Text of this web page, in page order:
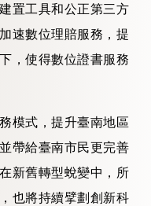
置工具和公正第三方
速數位理賠服務，提
，使得數位證書服務
模式，提升臺南地區
帶給臺南市民更完善
新舊轉型蛻變中，所
也將持續擘劃創新科